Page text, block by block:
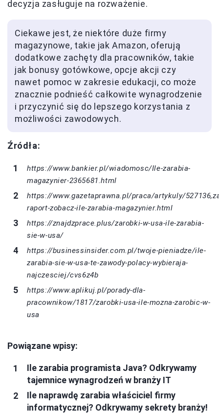
decyzja zasługuje na rozważenie.
Ciekawe jest, że niektóre duże firmy
magazynowe, takie jak Amazon, oferują
dodatkowe zachęty dla pracowników, takie
jak bonusy gotówkowe, opcje akcji czy
nawet pomoc w zakresie edukacji, co może
znacznie podnieść całkowite wynagrodzenie
i przyczynić się do lepszego korzystania z
możliwości zawodowych.
Źródła:
https://www.bankier.pl/wiadomosc/Ile-zarabia-
magazynier-2365681.html
https://www.gazetaprawna.pl/praca/artykuly/
raport-zobacz-ile-zarabia-magazynier.html
https://znajdzprace.plus/zarobki-w-usa-ile-zarabia-
sie-w-usa/
https://businessinsider.com.pl/twoje-pieniadze/ile-
zarabia-sie-w-usa-te-zawody-polacy-wybieraja-
najczesciej/cvs6z4b
https://www.aplikuj.pl/porady-dla-
pracownikow/1817/zarobki-usa-ile-mozna-zarobic-w-
usa
Powiązane wpisy:
Ile zarabia programista Java? Odkrywamy
tajemnice wynagrodzeń w branży IT
Ile naprawdę zarabia właściciel firmy
informatycznej? Odkrywamy sekrety branży!